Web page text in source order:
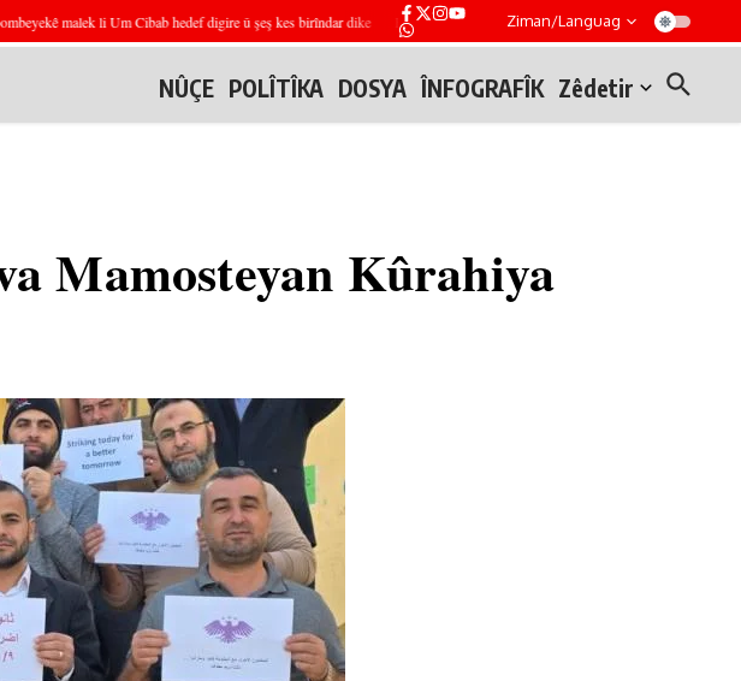
malek li Um Cibab hedef digire û şeş kes birîndar dike Hêzên Îsraîlî destwerdaneke nû li gundewarê rojavayê Derayê
Ziman/Languag
NÛÇE POLÎTÎKA DOSYA ÎNFOGRAFÎK Zêdetir
Mamosteyan Kûrahiya